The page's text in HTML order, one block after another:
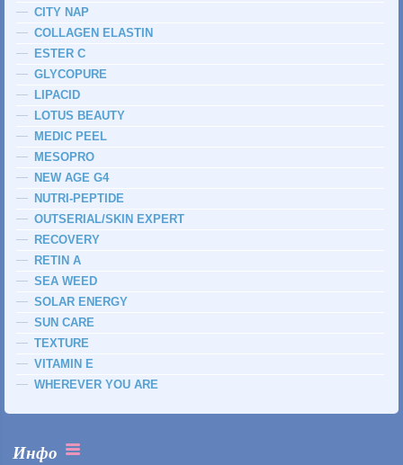
CITY NAP
COLLAGEN ELASTIN
ESTER C
GLYCOPURE
LIPACID
LOTUS BEAUTY
MEDIC PEEL
MESOPRO
NEW AGE G4
NUTRI-PEPTIDE
OUTSERIAL/SKIN EXPERT
RECOVERY
RETIN A
SEA WEED
SOLAR ENERGY
SUN CARE
TEXTURE
VITAMIN E
WHEREVER YOU ARE
Инфо